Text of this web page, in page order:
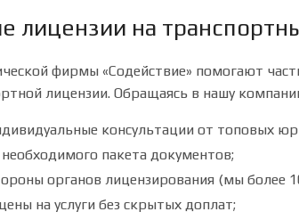
лицензии на
фирмы «Содействие» помогают
лицензии. Обращаясь в нашу
консультации от топовых
пакета документов;
органов лицензирования (мы более
на услуги без скрытых доплат;